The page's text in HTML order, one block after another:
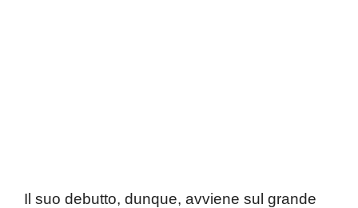
Il suo debutto, dunque, avviene sul grande